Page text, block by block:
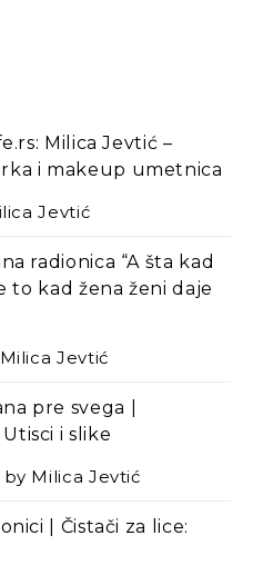
Milica Jevtić –
i makeup umetnica
Jevtić
radionica “A šta kad
to kad žena ženi daje
Milica Jevtić
pre svega |
i slike
by Milica Jevtić
| Čistači za lice: